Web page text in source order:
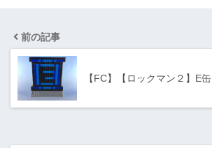
前の記事
【FC】【ロックマン２】E缶